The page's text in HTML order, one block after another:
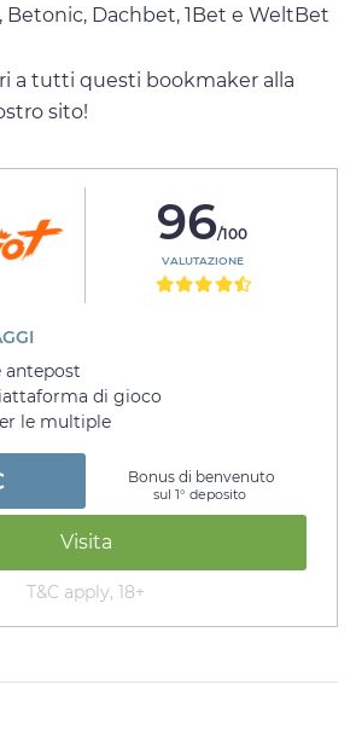
Dachbet, 1Bet e WeltBet
a tutti questi bookmaker alla
sito!
96/100
VALUTAZIONE
di gioco
le multiple
Bonus di benvenuto
sul 1° deposito
Visita
T&C apply, 18+